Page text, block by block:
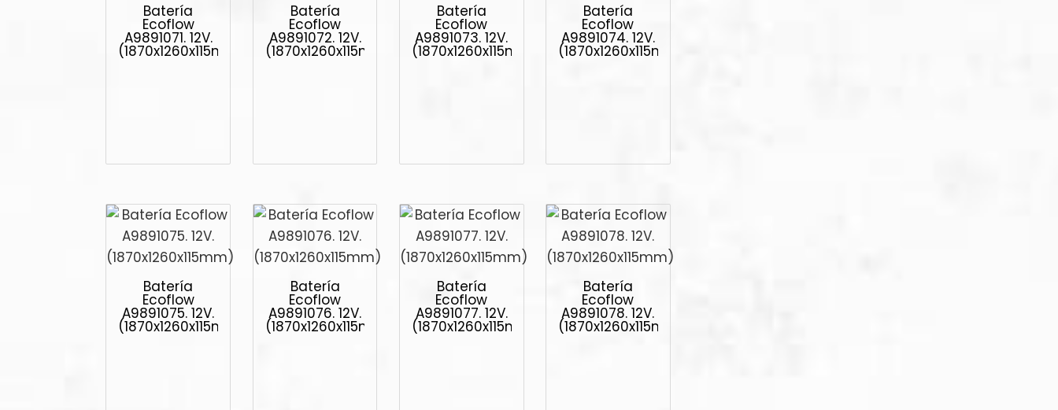
Batería
Ecoflow
A9891071. 12V.
(1870x1260x115mm)
Batería
Ecoflow
A9891072. 12V.
(1870x1260x115mm)
Batería
Ecoflow
A9891073. 12V.
(1870x1260x115mm)
Batería
Ecoflow
A9891074. 12V.
(1870x1260x115mm)
Batería
Ecoflow
A9891075. 12V.
(1870x1260x115mm)
Batería
Ecoflow
A9891076. 12V.
(1870x1260x115mm)
Batería
Ecoflow
A9891077. 12V.
(1870x1260x115mm)
Batería
Ecoflow
A9891078. 12V.
(1870x1260x115mm)